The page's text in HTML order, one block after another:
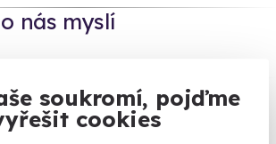
soukromí, pojďme
cookies
nás myslí
pojistit